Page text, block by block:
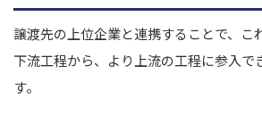
譲渡先の上位企業と連携することで、こ
下流工程から、より上流の工程に参入で
す。